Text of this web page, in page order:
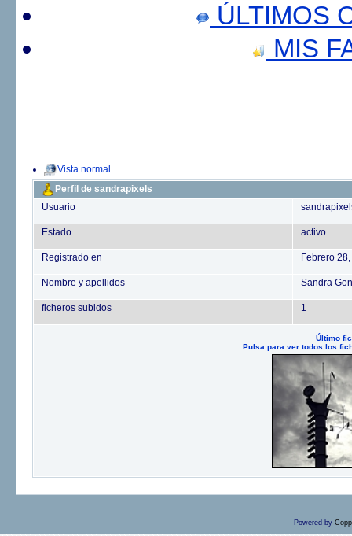
ÚLTIMOS
MIS
Vista normal
Perfil de sandrapixels
Usuario
Estado activo
Registrado en Febrero
Nombre y apellidos Sandra
ficheros subidos 1
Último
Pulsa para ver todos los
Powered by